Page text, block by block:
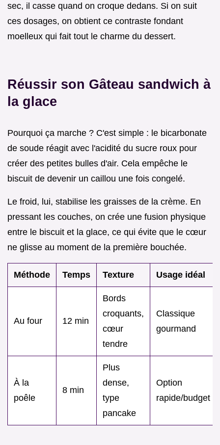
sec, il casse quand on croque dedans. Si on suit
ces dosages, on obtient ce contraste fondant
moelleux qui fait tout le charme du dessert.
Réussir son Gâteau sandwich à
la glace
Pourquoi ça marche ? C'est simple : le bicarbonate
de soude réagit avec l'acidité du sucre roux pour
créer des petites bulles d'air. Cela empêche le
biscuit de devenir un caillou une fois congelé.
Le froid, lui, stabilise les graisses de la crème. En
pressant les couches, on crée une fusion physique
entre le biscuit et la glace, ce qui évite que le cœur
ne glisse au moment de la première bouchée.
Méthode Temps Texture Usage idéal
Au four 12 min
Bords
croquants,
cœur
tendre
Classique
gourmand
À la
poêle
8 min
Plus
dense,
type
pancake
Option
rapide/budget